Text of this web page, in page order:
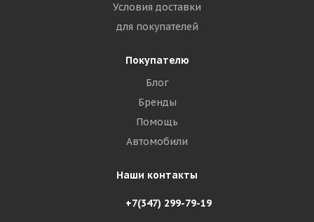
Условия доставки
для покупателей
Покупателю
Блог
Бренды
Помощь
Автомобили
Наши контакты
+7(347) 299-79-19